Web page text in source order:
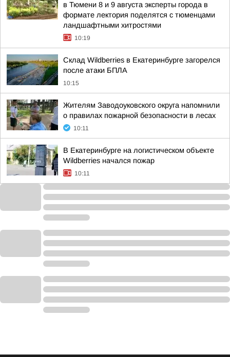
в Тюмени 8 и 9 августа эксперты города в
формате лектория поделятся с тюменцами
ландшафтными хитростями
10:19
Склад Wildberries в Екатеринбурге загорелся
после атаки БПЛА
10:15
Жителям Заводоуковского округа напомнили
о правилах пожарной безопасности в лесах
10:11
В Екатеринбурге на логистическом объекте
Wildberries начался пожар
10:11